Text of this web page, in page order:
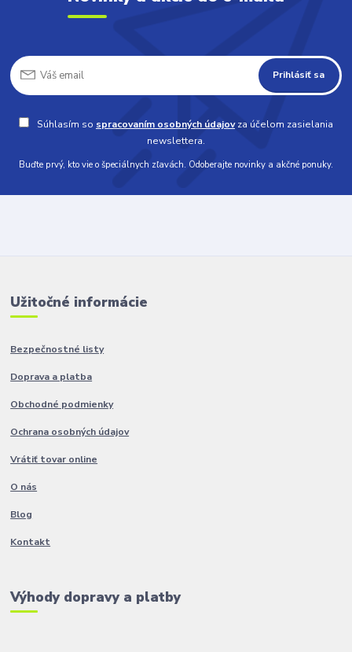
Prihlásiť sa
Súhlasím so spracovaním osobných údajovza účelom zasielania
newslettera.
Buďte prvý, kto vie o špeciálnych zľavách. Odoberajte novinky a akčné ponuky.
Užitočné informácie
Bezpečnostné listy
Doprava a platba
Obchodné podmienky
Ochrana osobných údajov
Vrátiť tovar online
O nás
Blog
Kontakt
Výhody dopravy a platby